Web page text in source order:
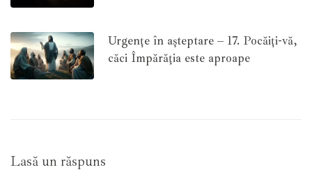
Urgențe în așteptare – 17. Pocăiți-vă,
căci Împărăția este aproape
Lasă un răspuns